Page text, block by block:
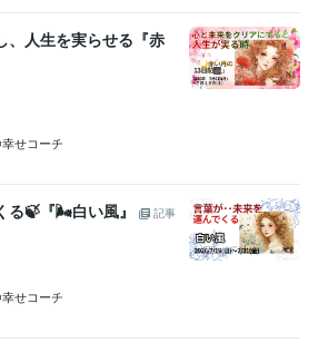
ィブツール
ッドシート:5年Google スライド:2年
STORES:1年
ChatGPT:1年
・チャネリング・時マヤ
開運
思考と現実の関係・脳の仕組み・考え方
、人生を実らせる『赤
せコーチ
る🍃『🌬️白い風』
記事
せコーチ